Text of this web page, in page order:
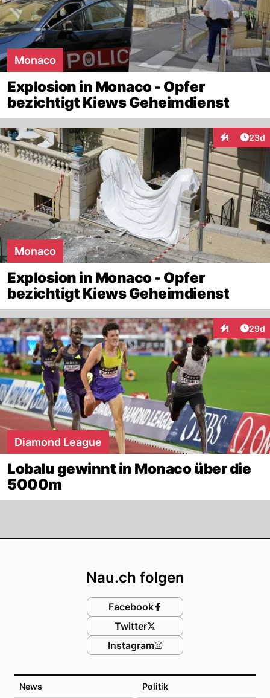
Monaco
Explosion in Monaco - Opfer
bezichtigt Kiews Geheimdienst
1
Interaktionen
23d
Monaco
Explosion in Monaco - Opfer
bezichtigt Kiews Geheimdienst
1
Interaktionen
29d
Diamond League
Lobalu gewinnt in Monaco über die
5000m
News Politik
Nau.ch folgen
Facebook
Twitter
Instagram